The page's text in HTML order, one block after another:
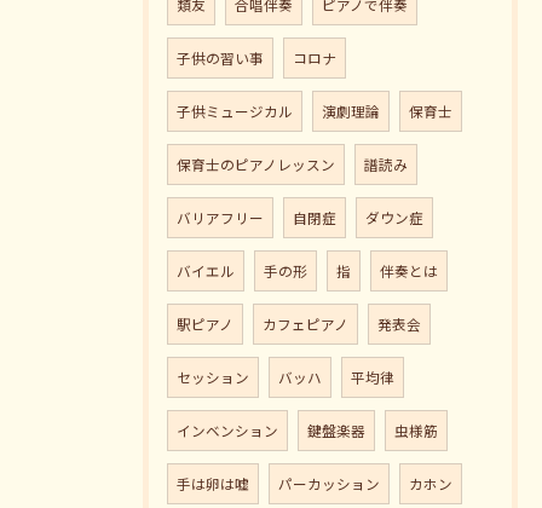
類友 合唱伴奏 ピアノで伴奏
子供の習い事 コロナ
子供ミュージカル 演劇理論 保育士
保育士のピアノレッスン 譜読み
バリアフリー 自閉症 ダウン症
バイエル 手の形 指 伴奏とは
駅ピアノ カフェピアノ 発表会
セッション バッハ 平均律
インベンション 鍵盤楽器 虫様筋
手は卵は嘘 パーカッション カホン